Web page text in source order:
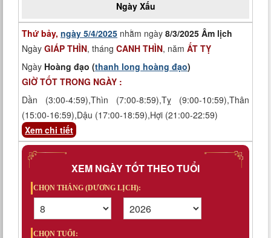
Ngày Xấu
Thứ bảy, ngày 5/4/2025 nhằm ngày 8/3/2025 Âm lịch
Ngày GIÁP THÌN, tháng CANH THÌN, năm ẤT TỴ
Ngày Hoàng đạo (thanh long hoàng đạo)
GIỜ TỐT TRONG NGÀY :
Dần (3:00-4:59),Thìn (7:00-8:59),Tỵ (9:00-10:59),Thân
(15:00-16:59),Dậu (17:00-18:59),Hợi (21:00-22:59)
Xem chi tiết
XEM NGÀY TỐT THEO TUỔI
CHỌN THÁNG (DƯƠNG LỊCH):
CHỌN TUỔI: